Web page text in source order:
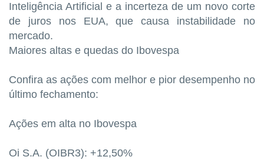
Inteligência Artificial e a incerteza de um novo corte
de juros nos EUA, que causa instabilidade no
mercado.
Maiores altas e quedas do Ibovespa
Confira as ações com melhor e pior desempenho no
último fechamento:
Ações em alta no Ibovespa
Oi S.A. (OIBR3): +12,50%